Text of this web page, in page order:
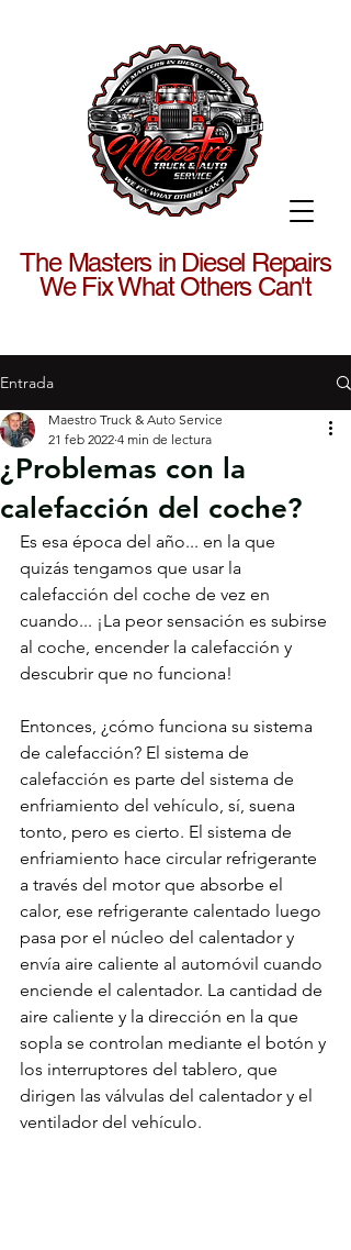
The Masters in Diesel Repairs
We Fix What Others Can't
Entrada
¿Problemas con la
calefacción del coche?
Maestro Truck & Auto Service
21 feb 2022 4 min de lectura
Es esa época del año... en la que
quizás tengamos que usar la
calefacción del coche de vez en
cuando... ¡La peor sensación es subirse
al coche, encender la calefacción y
descubrir que no funciona!
Entonces, ¿cómo funciona su sistema
de calefacción? El sistema de
calefacción es parte del sistema de
enfriamiento del vehículo, sí, suena
tonto, pero es cierto. El sistema de
enfriamiento hace circular refrigerante
a través del motor que absorbe el
calor, ese refrigerante calentado luego
pasa por el núcleo del calentador y
envía aire caliente al automóvil cuando
enciende el calentador. La cantidad de
aire caliente y la dirección en la que
sopla se controlan mediante el botón y
los interruptores del tablero, que
dirigen las válvulas del calentador y el
ventilador del vehículo.